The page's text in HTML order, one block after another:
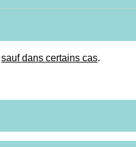
sauf dans certains cas.